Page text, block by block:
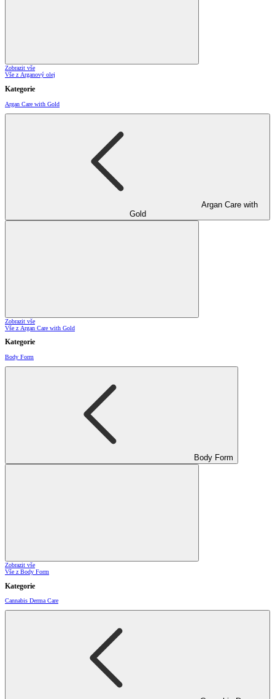
Zobrazit vše
Vše z Arganový olej
Kategorie
Argan Care with Gold
Argan Care with
Gold
Zobrazit vše
Vše z Argan Care with Gold
Kategorie
Body Form
Body Form
Zobrazit vše
Vše z Body Form
Kategorie
Cannabis Derma Care